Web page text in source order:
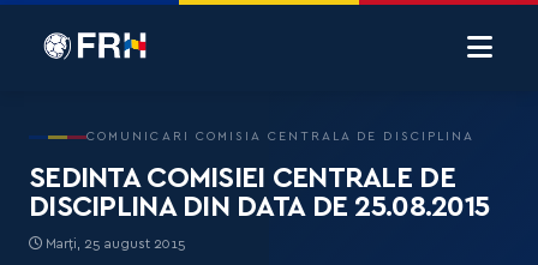
COMUNICARI COMISIA CENTRALA DE DISCIPLINA
SEDINTA COMISIEI CENTRALE DE
DISCIPLINA DIN DATA DE 25.08.2015
Marți, 25 august 2015